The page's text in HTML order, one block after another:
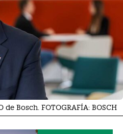
de Bosch. FOTOGRAFÍA: BOSCH